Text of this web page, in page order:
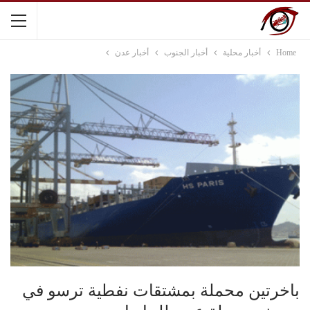
Home أخبار محلية أخبار الجنوب أخبار عدن
باخرتين محملة بمشتقات نفطية ترسو في